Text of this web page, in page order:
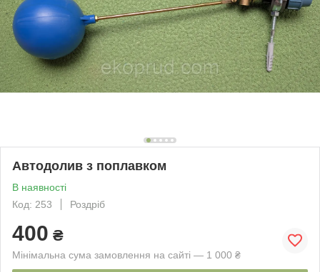
Автодолив з поплавком
В наявності
Код: 253
Роздріб
400 ₴
Мінімальна сума замовлення на сайті — 1 000 ₴